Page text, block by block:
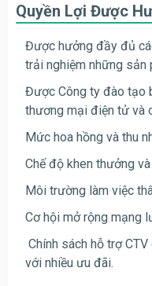
Quyền Lợi Được
Được hưởng đầy đủ
trải nghiệm những sản
Được Công ty đào tạo
thương mại điện tử và
Mức hoa hồng và thu
Chế độ khen thưởng
Môi trường làm việc
Cơ hội mở rộng mạng
Chính sách hỗ trợ
với nhiều ưu đãi.